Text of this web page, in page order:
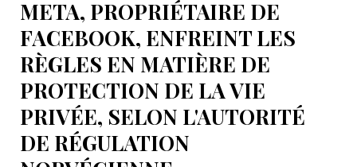
META, PROPRIÉTAIRE DE
FACEBOOK, ENFREINT LES
RÈGLES EN MATIÈRE DE
PROTECTION DE LA VIE
PRIVÉE, SELON L'AUTORITÉ
DE RÉGULATION